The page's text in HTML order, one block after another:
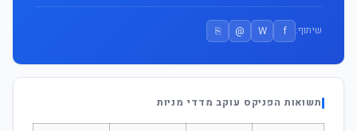
שיתוף: f
W
@
⎘
תשואות הפניקס עוקב מדדי מניות